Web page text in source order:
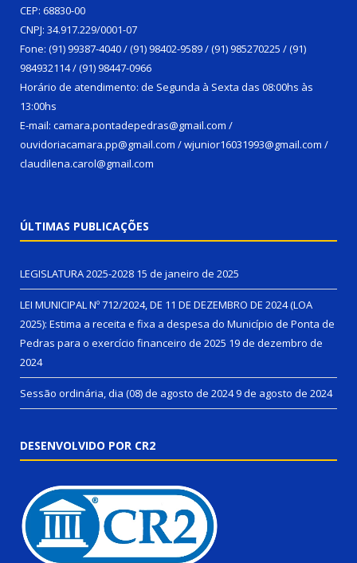
CEP: 68830-00
CNPJ: 34.917.229/0001-07
Fone: (91) 99387-4040 / (91) 98402-9589 / (91) 985270225 / (91)
984932114 / (91) 98447-0966
Horário de atendimento: de Segunda à Sexta das 08:00hs às
13:00hs
E-mail: camara.pontadepedras@gmail.com /
ouvidoriacamara.pp@gmail.com / wjunior16031993@gmail.com /
claudilena.carol@gmail.com
ÚLTIMAS PUBLICAÇÕES
LEGISLATURA 2025-2028 15 de janeiro de 2025
LEI MUNICIPAL Nº 712/2024, DE 11 DE DEZEMBRO DE 2024 (LOA
2025): Estima a receita e fixa a despesa do Município de Ponta de
Pedras para o exercício financeiro de 2025 19 de dezembro de
2024
Sessão ordinária, dia (08) de agosto de 20249 de agosto de 2024
DESENVOLVIDO POR CR2